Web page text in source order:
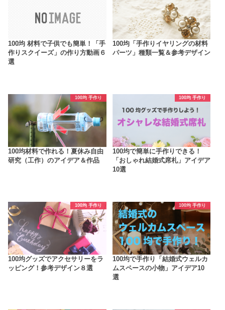
100均 材料で子供でも簡単！「手
作りスクイーズ」の作り方動画６
選
100均「手作りイヤリングの材料
パーツ」種類一覧＆参考デザイン
100均 手作り
100均材料で作れる！夏休み自由
研究（工作）のアイデア＆作品
100均 手作り
100均で簡単に手作りできる！
「おしゃれ結婚式席札」アイデア
10選
100均 手作り
100均グッズでアクセサリーをラ
ッピング！参考デザイン８選
100均 手作り
100均で手作り「結婚式ウェルカ
ムスペースの小物」アイデア10
選